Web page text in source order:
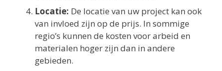
Locatie: De locatie van uw project kan ook
van invloed zijn op de prijs. In sommige
regio’s kunnen de kosten voor arbeid en
materialen hoger zijn dan in andere
gebieden.